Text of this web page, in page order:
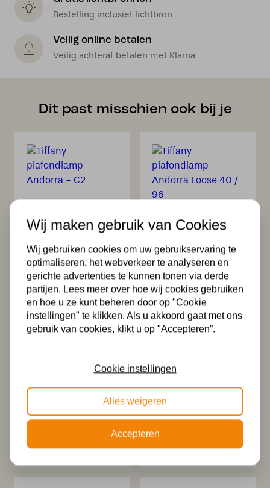
Bestelling inclusief lichtbron
Veilig online betalen
Veilig achteraf betalen met Klarna
Dit past misschien ook bij je
Tiffany
plafondlamp
Andorra – C2
369,00
Tiffany
Andorra Loose 40
/ 96
339,99
plafondlamp
Andorra 40/ Flow
Tiffany tafellamp
Andorra / P4
Wij maken gebruik van Cookies
Wij gebruiken cookies om uw gebruikservaring te
optimaliseren, het webverkeer te analyseren en
gerichte advertenties te kunnen tonen via derde
partijen. Lees meer over hoe wij cookies gebruiken
en hoe u ze kunt beheren door op "Cookie
instellingen" te klikken. Als u akkoord gaat met ons
gebruik van cookies, klikt u op "Accepteren”.
Cookie instellingen
Alles weigeren
Accepteren